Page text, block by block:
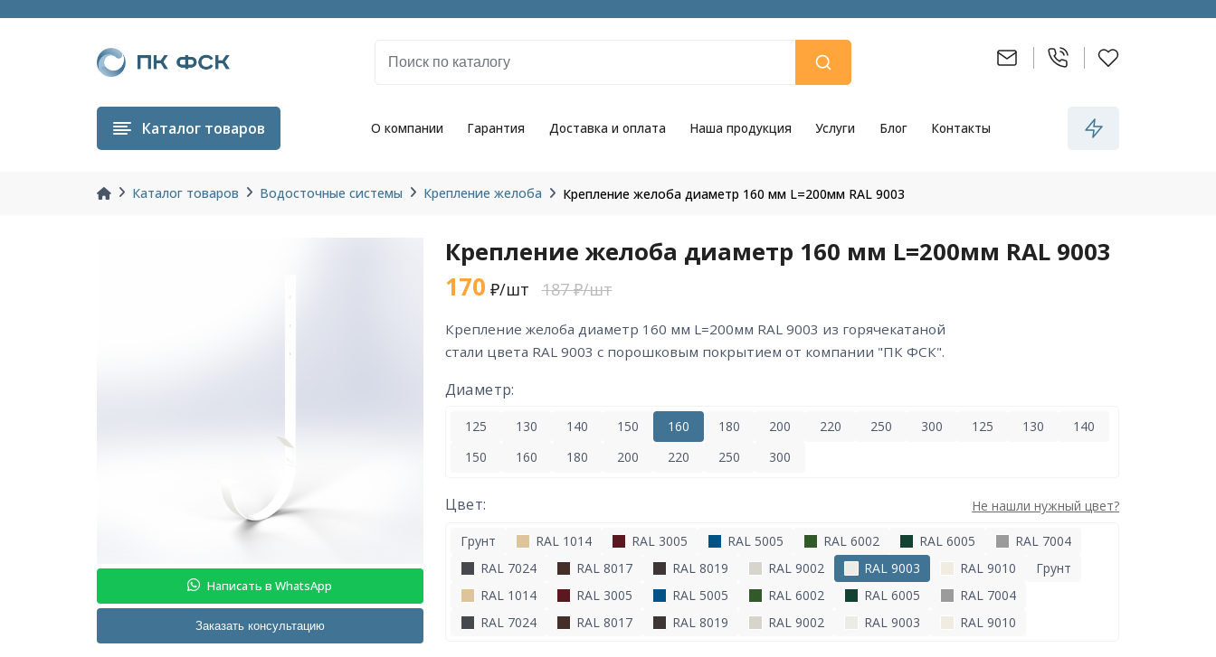
Каталог товаров О компании Гарантия Доставка и оплата Наша продукция Услуги Блог Контакты
Каталог товаров Водосточные системы Крепление желоба Крепление желоба диаметр 160 мм L=200мм RAL 9003
Написать в WhatsApp
Заказать консультацию
Крепление желоба диаметр 160 мм L=200мм RAL 9003
170 ₽/шт 187 ₽/шт
крепление желоба диаметр 160 мм L=200мм RAL 9003 из горячекатаной
стали цвета RAL 9003 с порошковым покрытием от компании "ПК ФСК".
Диаметр:
125 130 140 150 160 180 200 220 250 300 125 130
140
150
160 180 200 220 250 300
Цвет: Не нашли нужный цвет?
Грунт RAL 1014 RAL 3005 RAL 5005 RAL 6002 RAL 6005
RAL 7004
RAL 7024
RAL 8017 RAL 8019 RAL 9002 RAL 9003 RAL 9010
Грунт
RAL 1014
RAL 3005 RAL 5005 RAL 6002 RAL 6005
RAL 7004
RAL 7024
RAL 8017 RAL 8019 RAL 9002 RAL 9003 RAL 9010